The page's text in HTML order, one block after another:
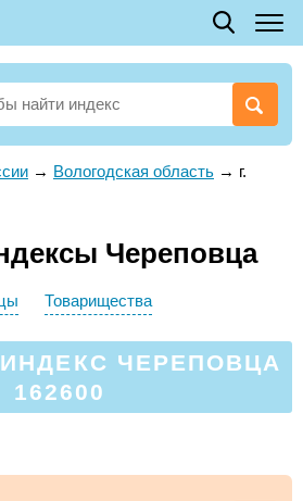
→ Вологодская область → г.
Череповца
Товарищества
ЧЕРЕПОВЦА
162600